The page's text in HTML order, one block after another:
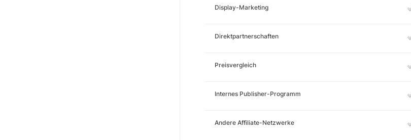
Display-Marketing
Direktpartnerschaften
Preisvergleich
Internes Publisher-Programm
Andere Affiliate-Netzwerke